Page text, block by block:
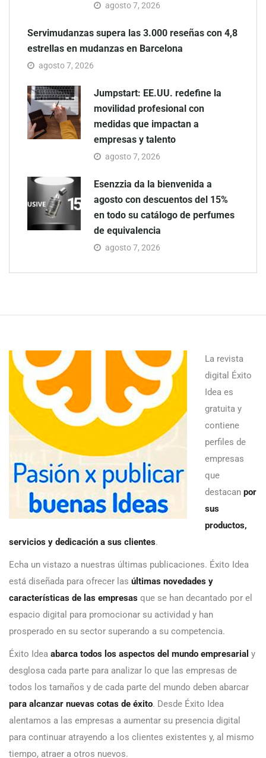
agosto 7, 2026
Servimudanzas supera las 3.000 reseñas con 4,8
estrellas en mudanzas en Barcelona
agosto 7, 2026
Jumpstart: EE.UU. redefine la
movilidad profesional con
medidas que impactan a
empresas y talento
agosto 7, 2026
Esenzzia da la bienvenida a
agosto con descuentos del 15%
en todo su catálogo de perfumes
de equivalencia
agosto 7, 2026
La revista
digital Éxito
Idea es
gratuita y
contiene
perfiles de
empresas
que
destacan por
sus
productos,
servicios y dedicación a sus clientes.
Echa un vistazo a nuestras últimas publicaciones. Éxito Idea
está diseñada para ofrecer las últimas novedades y
características de las empresas que se han decantado por el
espacio digital para promocionar su actividad y han
prosperado en su sector superando a su competencia.
Éxito Idea abarca todos los aspectos del mundo empresarial y
desglosa cada parte para analizar lo que las empresas de
todos los tamaños y de cada parte del mundo deben abarcar
para alcanzar nuevas cotas de éxito. Desde Éxito Idea
alentamos a las empresas a aumentar su presencia digital
para continuar atrayendo a los clientes existentes y, al mismo
tiempo, atraer a otros nuevos.